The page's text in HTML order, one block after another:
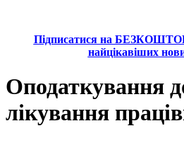
Підписатися на
найцікавіших
Оподаткування
лікування